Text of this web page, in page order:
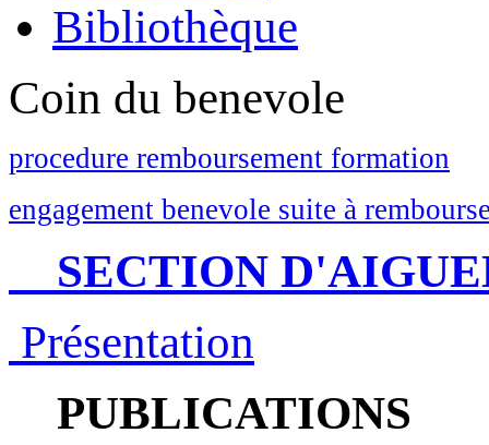
Bibliothèque
Coin du benevole
procedure remboursement formation
engagement benevole suite à
SECTION
Présentation
PUBLICATIONS